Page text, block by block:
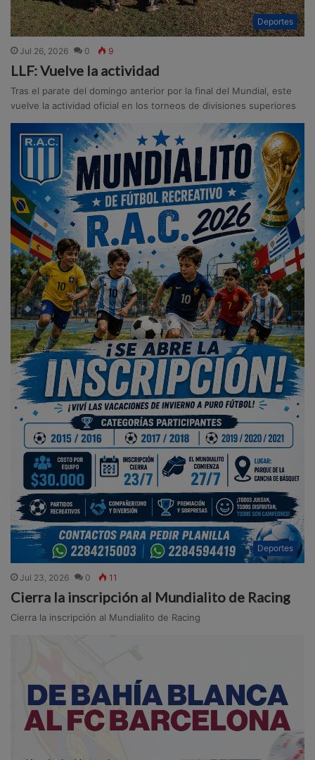
Deportes
Jul 26, 2026 0 9
LLF: Vuelve la actividad
Tras el parate del domingo anterior por la final del Mundial, este
vuelve la actividad oficial en los torneos de divisiones superiores
Deportes
Jul 23, 2026 0 11
Cierra la inscripción al Mundialito de Racing
Cierra la inscripción al Mundialito de Racing